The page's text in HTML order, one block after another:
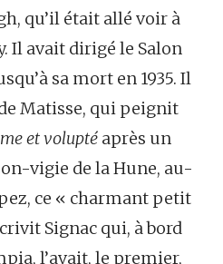
qu’il était allé voir à
Il avait dirigé le Salon
sa mort en 1935. Il
Matisse, qui peignit
et volupté après un
vigie de la Hune, au-
ce « charmant petit
Signac qui, à bord
l’avait, le premier,